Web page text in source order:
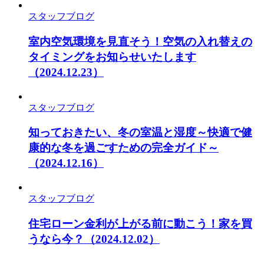
スタッフブログ
室内空気環境を見直そう！空気の入れ替えの
タイミングをお知らせいたします
（2024.12.23）
スタッフブログ
知っておきたい、冬の室温と湿度～快適で健
康的な冬を過ごすための完全ガイド～
（2024.12.16）
スタッフブログ
住宅ローン金利が上がる前に動こう！家を買
うなら今？
（2024.12.02）